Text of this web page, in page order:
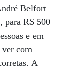
Belfort
para R$ 500
e em
ver com
A